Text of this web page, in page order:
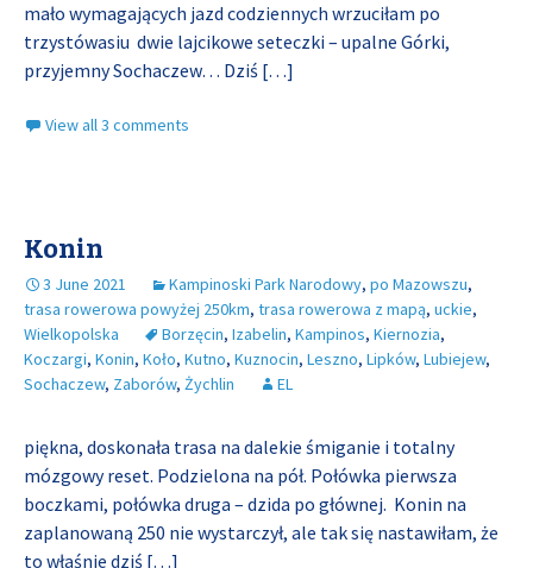
mało wymagających jazd codziennych wrzuciłam po
trzystówasiu dwie lajcikowe seteczki – upalne Górki,
przyjemny Sochaczew… Dziś […]
View all 3 comments
Konin
3 June 2021 Kampinoski Park Narodowy, po Mazowszu,
trasa rowerowa powyżej 250km, trasa rowerowa z mapą, uckie,
Wielkopolska
Borzęcin, Izabelin, Kampinos, Kiernozia,
Koczargi, Konin, Koło, Kutno, Kuznocin, Leszno, Lipków, Lubiejew,
Sochaczew, Zaborów, Żychlin EL
piękna, doskonała trasa na dalekie śmiganie i totalny
mózgowy reset. Podzielona na pół. Połówka pierwsza
boczkami, połówka druga – dzida po głównej. Konin na
zaplanowaną 250 nie wystarczył, ale tak się nastawiłam, że
to właśnie dziś […]